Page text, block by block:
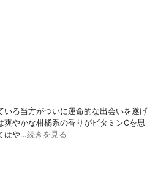
いる当方がついに運命的な出会いを遂げ
爽やかな柑橘系の香りがビタミンCを思
はや…続きを見る